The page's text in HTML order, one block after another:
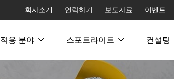
회사소개 연락하기 보도자료 이벤트
적용 분야 스포트라이트 컨설팅